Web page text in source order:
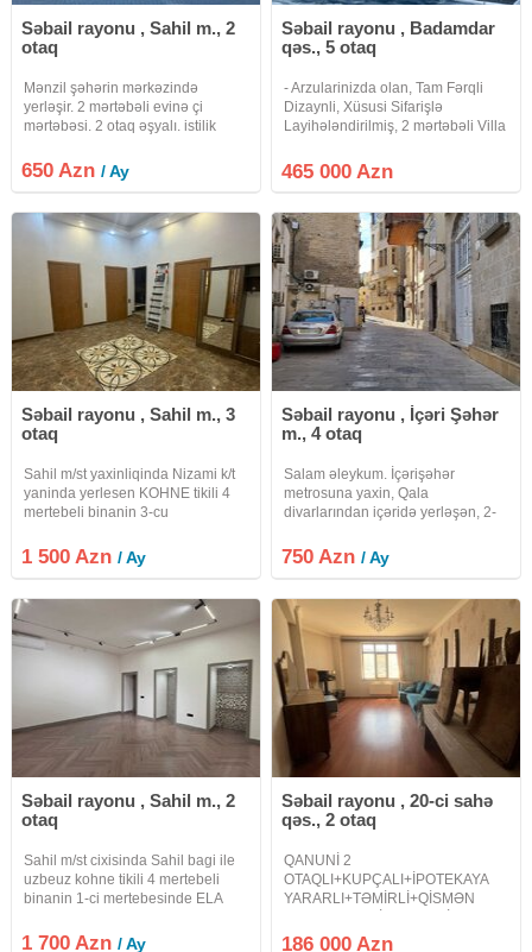
Səbail rayonu , Sahil m., 2
otaq
Mənzil şəhərin mərkəzində
yerləşir. 2 mərtəbəli evinə çi
mərtəbəsi. 2 otaq əşyalı. istilik
qalanlara kirayə verilir.
650 Azn/ Ay
Səbail rayonu , Badamdar
qəs., 5 otaq
- Arzularinizda olan, Tam Fərqli
Dizaynli, Xüsusi Sifarişlə
Layihələndirilmiş, 2 mərtəbəli Villa
Xüsusi Sifarişlə Tikilmiş Villanin -
Fasadi, Həyəti, Hasarlarin və
465 000 Azn
Səbail rayonu , Sahil m., 3
otaq
Sahil m/st yaxinliqinda Nizami k/t
yaninda yerlesen KOHNE tikili 4
mertebeli binanin 3-cu
olaraq ESYALI genis kvadratli
QANUNI 3 otaqli menzil KIRAYE
1 500 Azn/ Ay
Səbail rayonu , İçəri Şəhər
m., 4 otaq
Salam əleykum. İçərişəhər
metrosuna yaxin, Qala
divarlarından içəridə yerləşən, 2-
750 manata kirayə verilir. Evdə
kondisoner, paltaryuyan, internet,
750 Azn/ Ay
Səbail rayonu , Sahil m., 2
otaq
Sahil m/st cixisinda Sahil bagi ile
uzbeuz kohne tikili 4 mertebeli
binanin 1-ci mertebesinde ELA
verilir obyekt hal hazirda yoqa
1 700 Azn/ Ay
Səbail rayonu , 20-ci sahə
qəs., 2 otaq
QANUNİ 2
OTAQLI+KUPÇALI+İPOTEKAYA
YARARLI+TƏMİRLİ+QİSMƏN
UCUZ QİYMƏTƏ SATILIR ! - Bayıl,
186 000 Azn